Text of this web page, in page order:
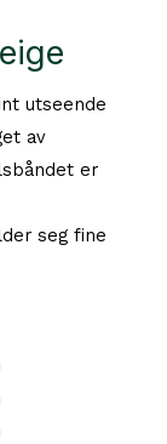
utseende
av
er
seg fine